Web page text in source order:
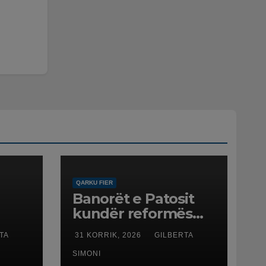
QARKU FIER
Banorët e Patosit
kundër reformës
territoriale: Të mos
humbasim
identitetin e qytetit
31 KORRIK, 2026 GILBERTA
SIMONI